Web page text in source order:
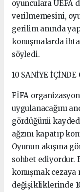
oyunculara UEFA
verilmemesini,
gerilim anında
konuşmalarda
söyledi.
10 SANİYE İÇİNDE
FİFA
uygulanacağını
gördüğünü
ağzını kapatıp
Oyunun akışına
sohbet ediyordur.
konuşmak cezaya
değişikliklerinde